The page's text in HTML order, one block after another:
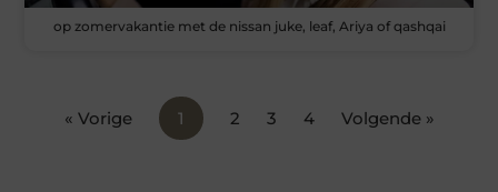
op zomervakantie met de nissan juke, leaf, Ariya of qashqai
« Vorige 1 2 3 4 Volgende »